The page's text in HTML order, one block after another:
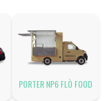
PORTER NP6 FLÒ FOOD